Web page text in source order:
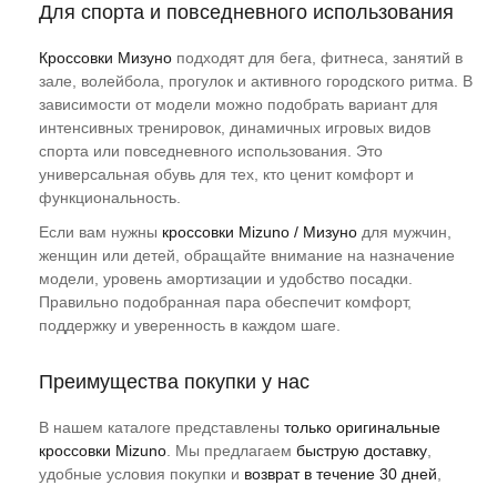
Для спорта и повседневного использования
Кроссовки Мизуно подходят для бега, фитнеса, занятий в
зале, волейбола, прогулок и активного городского ритма. В
зависимости от модели можно подобрать вариант для
интенсивных тренировок, динамичных игровых видов
спорта или повседневного использования. Это
универсальная обувь для тех, кто ценит комфорт и
функциональность.
Если вам нужны кроссовки Mizuno / Мизуно для мужчин,
женщин или детей, обращайте внимание на назначение
модели, уровень амортизации и удобство посадки.
Правильно подобранная пара обеспечит комфорт,
поддержку и уверенность в каждом шаге.
Преимущества покупки у нас
В нашем каталоге представлены только оригинальные
кроссовки Mizuno . Мы предлагаем быструю доставку
удобные условия покупки и возврат в течение 30 дней